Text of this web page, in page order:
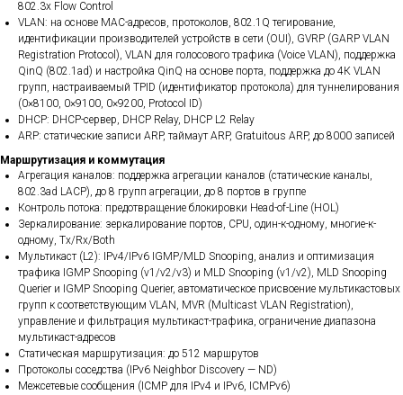
802.3x Flow Control
VLAN: на основе MAC-адресов, протоколов, 802.1Q тегирование,
идентификации производителей устройств в сети (OUI), GVRP (GARP VLAN
Registration Protocol), VLAN для голосового трафика (Voice VLAN), поддержка
QinQ (802.1ad) и настройка QinQ на основе порта, поддержка до 4К VLAN
групп, настраиваемый TPID (идентификатор протокола) для туннелирования
(0×8100, 0×9100, 0×9200, Protocol ID)
DHCP: DHCP-сервер, DHCP Relay, DHCP L2 Relay
ARP: статические записи ARP, таймаут ARP, Gratuitous ARP, до 8000 записей
Маршрутизация и коммутация
Агрегация каналов: поддержка агрегации каналов (статические каналы,
802.3ad LACP), до 8 групп агрегации, до 8 портов в группе
Контроль потока: предотвращение блокировки Head-of-Line (HOL)
Зеркалирование: зеркалирование портов, CPU, один-к-одному, многие-к-
одному, Tx/Rx/Both
Мультикаст (L2): IPv4/IPv6 IGMP/MLD Snooping, анализ и оптимизация
трафика IGMP Snooping (v1/v2/v3) и MLD Snooping (v1/v2), MLD Snooping
Querier и IGMP Snooping Querier, автоматическое присвоение мультикастовых
групп к соответствующим VLAN, MVR (Multicast VLAN Registration),
управление и фильтрация мультикаст-трафика, ограничение диапазона
мультикаст-адресов
Статическая маршрутизация: до 512 маршрутов
Протоколы соседства (IPv6 Neighbor Discovery — ND)
Межсетевые сообщения (ICMP для IPv4 и IPv6, ICMPv6)